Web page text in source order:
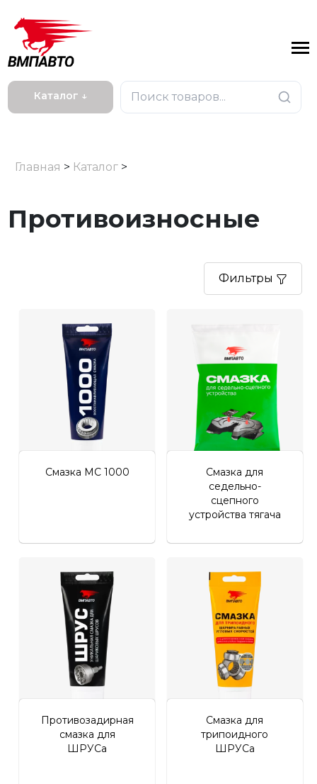
Каталог ↓
Личный кабинет
Главная > Каталог >
Противоизносные
Фильтры
Смазка МС 1000
Смазка для
седельно-
сцепного
устройства тягача
Противозадирная
смазка для
ШРУСа
Смазка для
трипоидного
ШРУСа